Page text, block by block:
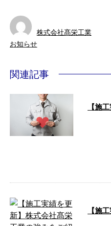
株式会社髙栄工業
お知らせ
関連記事
【施
【施